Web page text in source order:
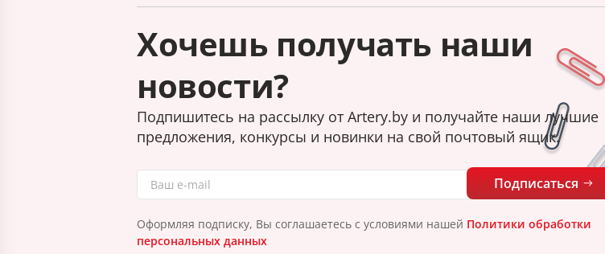
Хочешь получать наши
новости?
Подпишитесь на рассылку от Artery.by и получайте наши лучшие
предложения, конкурсы и новинки на свой почтовый ящик.
Подписаться
Оформляя подписку, Вы соглашаетесь с условиями нашей Политики обработки
персональных данных